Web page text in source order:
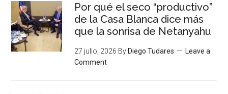
Por qué el seco “productivo”
de la Casa Blanca dice más
que la sonrisa de Netanyahu
27 julio, 2026 By Diego Tudares
Leave a
Comment